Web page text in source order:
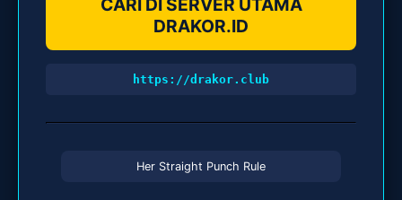
CARI DI SERVER UTAMA
DRAKOR.ID
https://drakor.club
Her Straight Punch Rule